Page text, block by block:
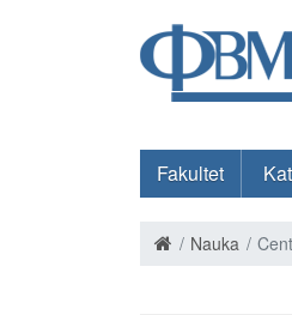
Fakultet
Nauka